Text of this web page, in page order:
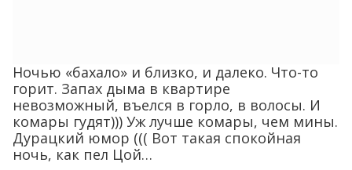
Ночью «бахало» и близко, и далеко. Что-то
горит. Запах дыма в квартире
невозможный, въелся в горло, в волосы. И
комары гудят))) Уж лучше комары, чем мины.
Дурацкий юмор ((( Вот такая спокойная
ночь, как пел Цой…